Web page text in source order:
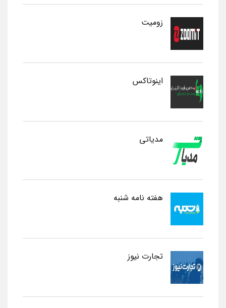
زومیت
اینوتاکس
مدیاتی
هفته نامه شنبه
تجارت نیوز